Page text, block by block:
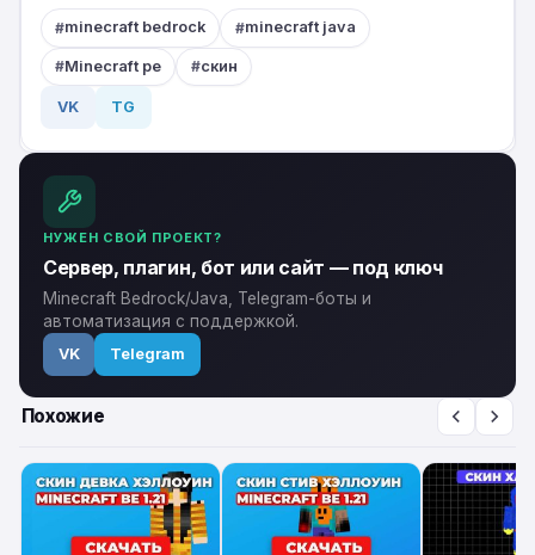
minecraft bedrock minecraft java
Minecraft pe скин
VK TG
НУЖЕН СВОЙ ПРОЕКТ?
Сервер, плагин, бот или сайт — под ключ
Minecraft Bedrock/Java, Telegram-боты и
автоматизация с поддержкой.
VK Telegram
Похожие